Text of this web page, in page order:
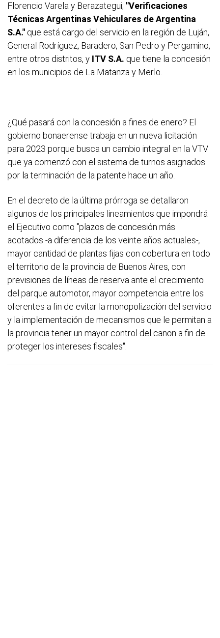
Florencio Varela y Berazategui; "Verificaciones
Técnicas Argentinas Vehiculares de Argentina
S.A." que está cargo del servicio en la región de Luján,
General Rodríguez, Baradero, San Pedro y Pergamino,
entre otros distritos, y ITV S.A. que tiene la concesión
en los municipios de La Matanza y Merlo.
¿Qué pasará con la concesión a fines de enero? El
gobierno bonaerense trabaja en un nueva licitación
para 2023 porque busca un cambio integral en la VTV
que ya comenzó con el sistema de turnos asignados
por la terminación de la patente hace un año.
En el decreto de la última prórroga se detallaron
algunos de los principales lineamientos que impondrá
el Ejecutivo como "plazos de concesión más
acotados -a diferencia de los veinte años actuales-,
mayor cantidad de plantas fijas con cobertura en todo
el territorio de la provincia de Buenos Aires, con
previsiones de líneas de reserva ante el crecimiento
del parque automotor, mayor competencia entre los
oferentes a fin de evitar la monopolización del servicio
y la implementación de mecanismos que le permitan a
la provincia tener un mayor control del canon a fin de
proteger los intereses fiscales".